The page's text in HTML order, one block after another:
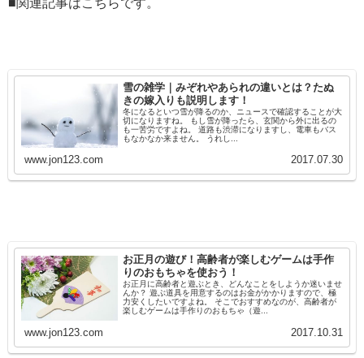
雪の雑学｜みぞれやあられの違いとは？たぬ
きの嫁入りも説明します！
冬になるといつ雪が降るのか、ニュースで確認することが大
切になりますね。 もし雪が降ったら、玄関から外に出るの
も一苦労ですよね。 道路も渋滞になりますし、電車もバス
もなかなか来ません。 うれし...
www.jon123.com 2017.07.30
お正月の遊び！高齢者が楽しむゲームは手作
りのおもちゃを使おう！
お正月に高齢者と遊ぶとき、どんなことをしようか迷いませ
んか？ 遊ぶ道具を用意するのはお金がかかりますので、極
力安くしたいですよね。 そこでおすすめなのが、高齢者が
楽しむゲームは手作りのおもちゃ（遊...
www.jon123.com 2017.10.31